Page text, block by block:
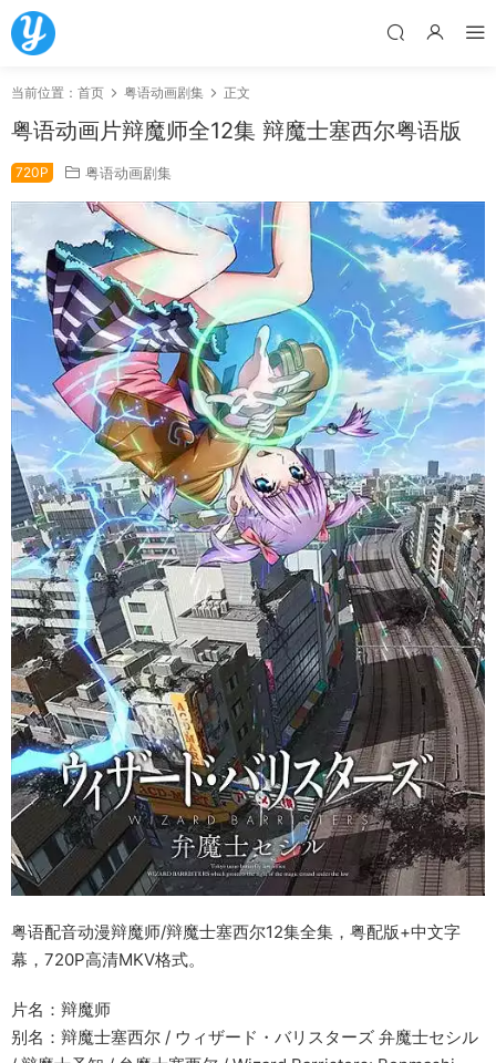
当前位置： 首页 粤语动画剧集 正文
粤语动画片辩魔师全12集 辩魔士塞西尔粤语版
720P 粤语动画剧集
粤语配音动漫辩魔师/辩魔士塞西尔12集全集，粤配版+中文字
幕，720P高清MKV格式。
片名：辩魔师
别名：辩魔士塞西尔 / ウィザード・バリスターズ 弁魔士セシル